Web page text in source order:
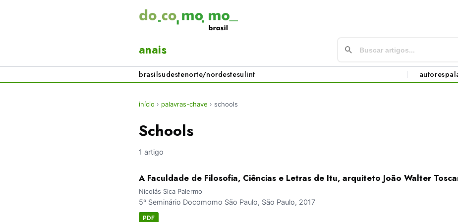
anais
brasilsudestenorte/nordestesulint autores
início › palavras-chave › schools
Schools
1 artigo
A Faculdade de Filosofia, Ciências e Letras de Itu, arquiteto João Walter
Nicolás Sica Palermo
5º Seminário Docomomo São Paulo, São Paulo, 2017
PDF